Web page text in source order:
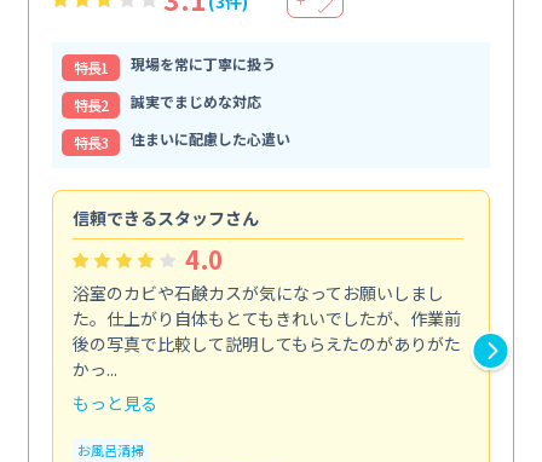
特⻑1
現場を常に丁寧に扱う
特⻑2
誠実でまじめな対応
特⻑3
住まいに配慮した心遣い
信頼できるスタッフさん
4.0
浴室のカビや石鹸カスが気になってお願いしまし
た。仕上がり自体もとてもきれいでしたが、作業前
後の写真で比較して説明してもらえたのがありがた
かっ...
もっと見る
お風呂清掃